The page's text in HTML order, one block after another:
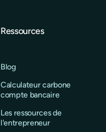
Ressources
Blog
Calculateur carbone
compte bancaire
Les ressources de
l'entrepreneur